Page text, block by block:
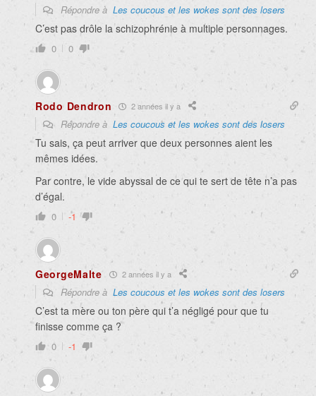
Répondre à Les coucous et les wokes sont des losers
C’est pas drôle la schizophrénie à multiple personnages.
0 0
Rodo Dendron 2 années il y a
Répondre à Les coucous et les wokes sont des losers
Tu sais, ça peut arriver que deux personnes aient les
mêmes idées.
Par contre, le vide abyssal de ce qui te sert de tête n’a pas
d’égal.
0 -1
GeorgeMalte 2 années il y a
Répondre à Les coucous et les wokes sont des losers
C’est ta mère ou ton père qui t’a négligé pour que tu
finisse comme ça ?
0 -1